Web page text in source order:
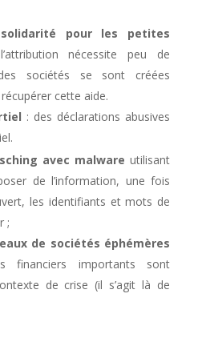
pour les petites
nécessite peu de
sociétés se sont créées
cette aide.
: des déclarations abusives
avec malware utilisant
de l’information, une fois
les identifiants et mots de
;
de sociétés éphémères
financiers importants sont
de crise (il s’agit là de